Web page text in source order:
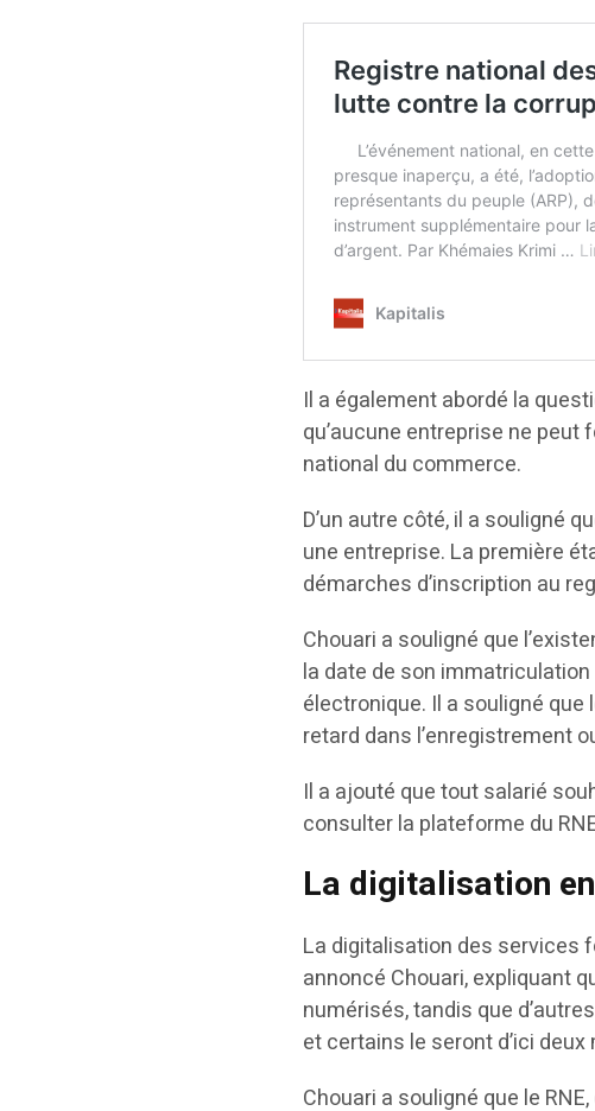
Il a également abordé la
qu’aucune entreprise ne
national du commerce.
D’un autre côté, il a souligné
une entreprise. La première
démarches d’inscription au
Chouari a souligné que
la date de son
électronique. Il a souligné
retard dans l’enregistrement
Il a ajouté que tout salarié
consulter la plateforme du
La digitalisation
La digitalisation des services
annoncé Chouari, expliquant
numérisés, tandis que
et certains le seront d’ici deux
Chouari a souligné que le